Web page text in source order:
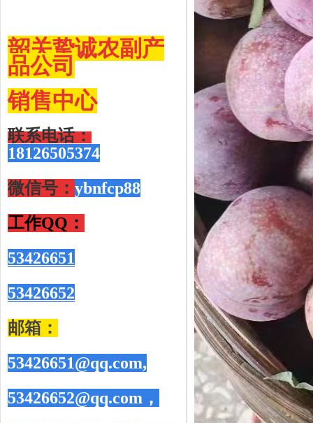
韶关挚诚农副产
品公司
销售中心
联系电话：
18126505374
微信号： ybnfcp88
工作QQ ：
53426651
53426652
邮箱：
53426651@qq.com,
53426652@qq.com，